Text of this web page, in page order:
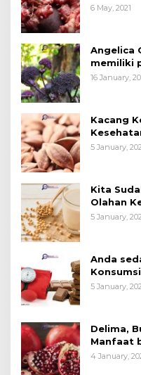
6 May, 2021
Angelica
memiliki
16 January,
Kacang
Kue)
5 January,
Kita
Olahan
5 January,
Anda
5 January,
Delima,
Manfaat
4 January,